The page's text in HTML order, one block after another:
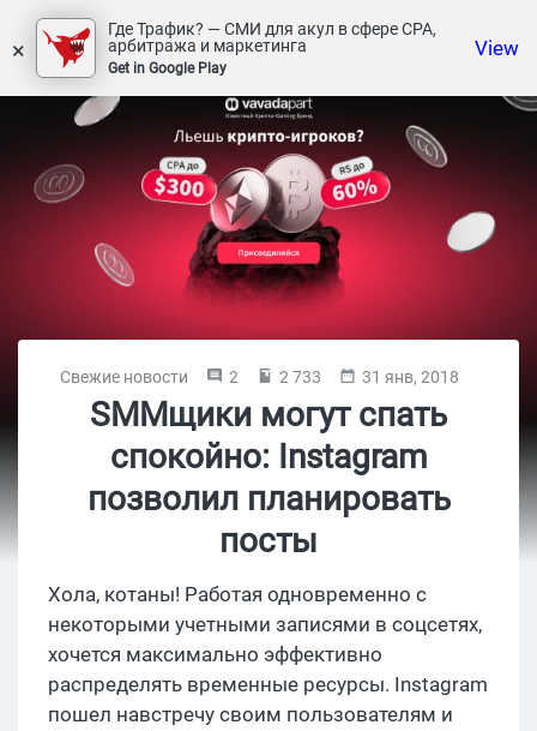
×
Где Трафик? — СМИ для акул в сфере СРА,
арбитража и маркетинга
Get in Google Play
View
Свежие новости 2 2 733 31 янв, 2018
SMMщики могут спать
спокойно: Instagram
позволил планировать
посты
Хола, котаны! Работая одновременно с
некоторыми учетными записями в соцсетях,
хочется максимально эффективно
распределять временные ресурсы. Instagram
пошел навстречу своим пользователям и